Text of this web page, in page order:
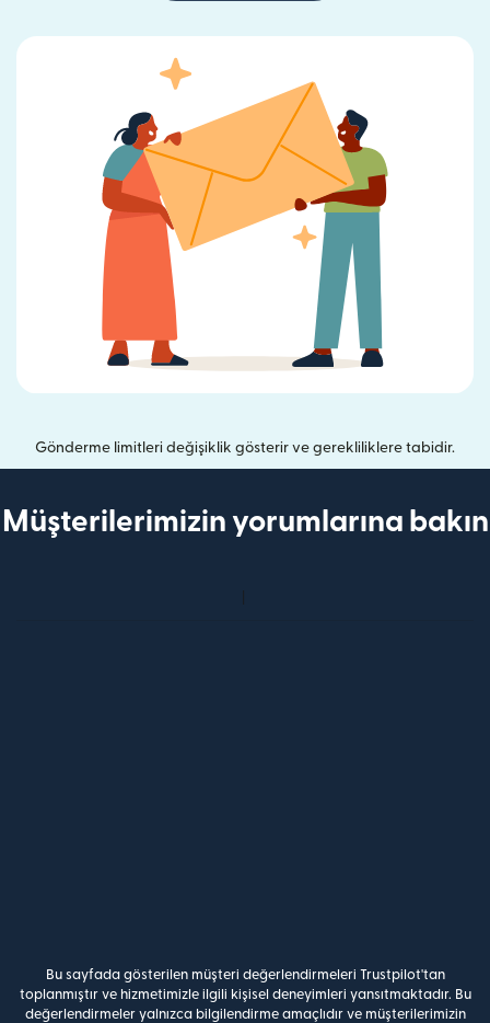
Gönderme limitleri değişiklik gösterir ve gerekliliklere tabidir.
Müşterilerimizin yorumlarına bakın
Bu sayfada gösterilen müşteri değerlendirmeleri Trustpilot'tan
toplanmıştır ve hizmetimizle ilgili kişisel deneyimleri yansıtmaktadır. Bu
değerlendirmeler yalnızca bilgilendirme amaçlıdır ve müşterilerimizin